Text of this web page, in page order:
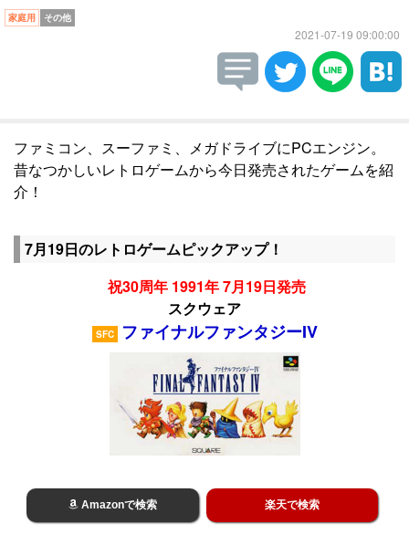
家庭用 その他
2021-07-19 09:00:00
ファミコン、スーファミ、メガドライブにPCエンジン。
昔なつかしいレトロゲームから今日発売されたゲームを紹
介！
7月19日のレトロゲームピックアップ！
祝30周年 1991年 7月19日発売
スクウェア
SFC ファイナルファンタジーIV
Amazonで検索 楽天で検索